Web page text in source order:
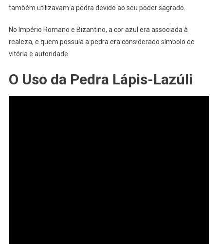
também utilizavam a pedra devido ao seu poder sagrado.
No Império Romano e Bizantino, a cor azul era associada à
realeza, e quem possuía a pedra era considerado símbolo de
vitória e autoridade.
O Uso da Pedra Lápis-Lazúli